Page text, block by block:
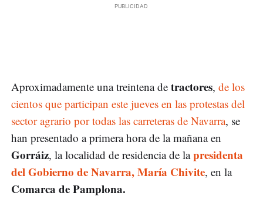
Aproximadamente una treintena de tractores, de los
cientos que participan este jueves en las protestas del
sector agrario por todas las carreteras de Navarra, se
han presentado a primera hora de la mañana en
Gorráiz, la localidad de residencia de lapresidenta
del Gobierno de Navarra, María Chivite, en la
Comarca de Pamplona.